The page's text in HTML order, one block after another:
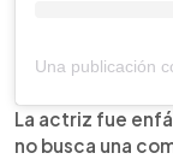
La actriz fue
no busca una